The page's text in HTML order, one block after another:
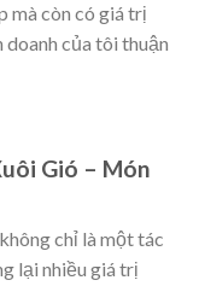
mà còn có giá trị
của tôi thuận
Gió – Món
không chỉ là một tác
lại nhiều giá trị